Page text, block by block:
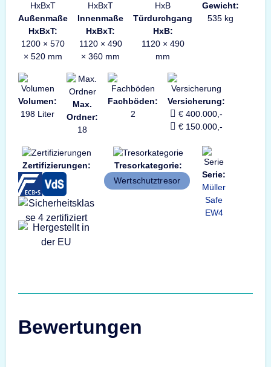
Außenmaße
HxBxT:
1200 × 570
× 520 mm
Innenmaße
HxBxT:
1120 × 490
× 360 mm
Türdurchgang
HxB:
1120 × 490
mm
Gewicht:
535 kg
Volumen:
198 Liter
Max.
Ordner:
18
Fachböden:
2
Versicherung:
€ 400.000,-
€ 150.000,-
Zertifizierungen:
Tresorkategorie:
Wertschutztresor
Serie:
Müller
Safe
EW4
Bewertungen